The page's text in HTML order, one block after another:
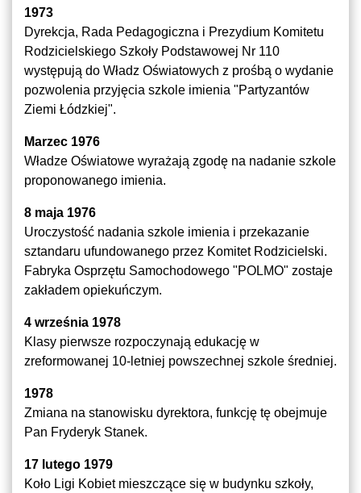
1973
Dyrekcja, Rada Pedagogiczna i Prezydium Komitetu
Rodzicielskiego Szkoły Podstawowej Nr 110
występują do Władz Oświatowych z prośbą o wydanie
pozwolenia przyjęcia szkole imienia "Partyzantów
Ziemi Łódzkiej".
Marzec 1976
Władze Oświatowe wyrażają zgodę na nadanie szkole
proponowanego imienia.
8 maja 1976
Uroczystość nadania szkole imienia i przekazanie
sztandaru ufundowanego przez Komitet Rodzicielski.
Fabryka Osprzętu Samochodowego "POLMO" zostaje
zakładem opiekuńczym.
4 września 1978
Klasy pierwsze rozpoczynają edukację w
zreformowanej 10-letniej powszechnej szkole średniej.
1978
Zmiana na stanowisku dyrektora, funkcję tę obejmuje
Pan Fryderyk Stanek.
17 lutego 1979
Koło Ligi Kobiet mieszczące się w budynku szkoły,